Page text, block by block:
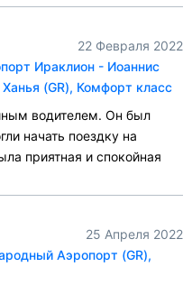
22 Февраля 2022
Ираклион - Иоаннис
(GR), Комфорт класс
водителем. Он был
начать поездку на
приятная и спокойная
25 Апреля 2022
Аэропорт (GR),